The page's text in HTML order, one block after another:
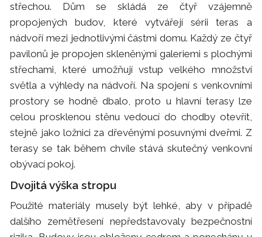
střechou. Dům se skládá ze čtyř vzájemně
propojených budov, které vytvářejí sérii teras a
nádvoří mezi jednotlivými částmi domu. Každý ze čtyř
pavilonů je propojen skleněnými galeriemi s plochými
střechami, které umožňují vstup velkého množství
světla a výhledy na nádvoří. Na spojení s venkovními
prostory se hodně dbalo, proto u hlavní terasy lze
celou prosklenou stěnu vedoucí do chodby otevřít,
stejně jako ložnici za dřevěnými posuvnými dveřmi. Z
terasy se tak během chvíle stává skutečný venkovní
obývací pokoj.
Dvojitá výška stropu
Použité materiály musely být lehké, aby v případě
dalšího zemětřesení nepředstavovaly bezpečnostní